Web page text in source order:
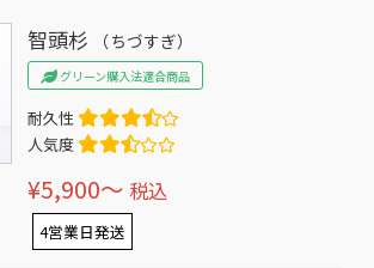
智頭杉 （ちづすぎ）
グリーン購入法適合商品
耐久性
人気度
¥5,900〜 税込
4営業日発送